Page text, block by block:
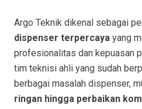
Argo Teknik dikenal sebagai
dispenser terpercaya yang
profesionalitas dan kepuasan
tim teknisi ahli yang sudah
berbagai masalah dispenser,
ringan hingga perbaikan